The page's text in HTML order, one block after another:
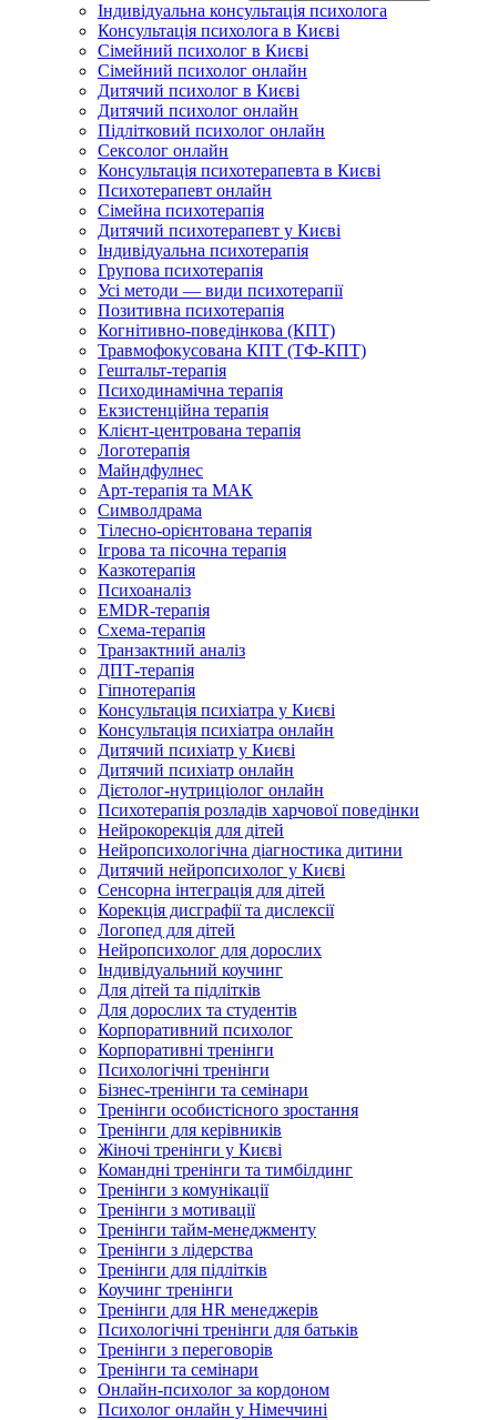
Індивідуальна консультація психолога
Консультація психолога в Києві
Сімейний психолог в Києві
Сімейний психолог онлайн
Дитячий психолог в Києві
Дитячий психолог онлайн
Підлітковий психолог онлайн
Сексолог онлайн
Консультація психотерапевта в Києві
Психотерапевт онлайн
Сімейна психотерапія
Дитячий психотерапевт у Києві
Індивідуальна психотерапія
Групова психотерапія
Усі методи — види психотерапії
Позитивна психотерапія
Когнітивно-поведінкова (КПТ)
Травмофокусована КПТ (ТФ-КПТ)
Гештальт-терапія
Психодинамічна терапія
Екзистенційна терапія
Клієнт-центрована терапія
Логотерапія
Майндфулнес
Арт-терапія та МАК
Символдрама
Тілесно-орієнтована терапія
Ігрова та пісочна терапія
Казкотерапія
Психоаналіз
EMDR-терапія
Схема-терапія
Транзактний аналіз
ДПТ-терапія
Гіпнотерапія
Консультація психіатра у Києві
Консультація психіатра онлайн
Дитячий психіатр у Києві
Дитячий психіатр онлайн
Дієтолог-нутриціолог онлайн
Психотерапія розладів харчової поведінки
Нейрокорекція для дітей
Нейропсихологічна діагностика дитини
Дитячий нейропсихолог у Києві
Сенсорна інтеграція для дітей
Корекція дисграфії та дислексії
Логопед для дітей
Нейропсихолог для дорослих
Індивідуальний коучинг
Для дітей та підлітків
Для дорослих та студентів
Корпоративний психолог
Корпоративні тренінги
Психологічні тренінги
Бізнес-тренінги та семінари
Тренінги особистісного зростання
Тренінги для керівників
Жіночі тренінги у Києві
Командні тренінги та тимбілдинг
Тренінги з комунікації
Тренінги з мотивації
Тренінги тайм-менеджменту
Тренінги з лідерства
Тренінги для підлітків
Коучинг тренінги
Тренінги для HR менеджерів
Психологічні тренінги для батьків
Тренінги з переговорів
Тренінги та семінари
Онлайн-психолог за кордоном
Психолог онлайн у Німеччині